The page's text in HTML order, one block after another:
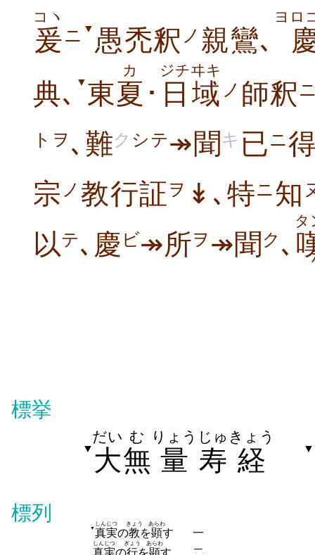
爰
コヽ
ニ ▼ 愚禿釈 ノ 親鸞､
ヨロ
典､ ▼ 東夏
カ
･ 日域
ジチヰキ
ノ 師釈
トヲ ､難ク シテ↠聞 キ 已ニ
宗 ノ 教行証 ヲ ↡､特ニ知
以テ､慶 ビ↠所ヲ ↠聞 ク ､
タ
標挙
▼ 大
だい
無
む
量
りょう
寿
じゅ
経
きょう
▼
標列
▼真実
しんじつ
の教
きょう
を顕
あらわ
す
一
真実
しんじつ
の行
ぎょう
を顕
あらわ
す
二